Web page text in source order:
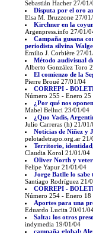
Sebastián Hacher 27/01/
Disputa por el oro
Elsa M. Bruzzone 27/
Kirchner en la
Argenpress.info 27/01/
Campaña gusana
periodista silvina
Emilio J. Corbière 27/
Método audivisual
Alberto González Toro
El comienzo de la
Pierre Broué 27/01/04
CORREPI -
Número 255 - Enero 25
¿Por qué nos
Mabel Belluci 23/01/04
¿Quo Vadis,
Julio Carreras (h) 21/
Noticias de Niñez y
pelotadetrapo.org.ar 21/
Territorio, identidad,
Claudia Korol 21/01/04
Oliver North y
Felipe Yapur 21/01/04
Jorge Batlle lo sabe
Santiago Rodríguez 21/
CORREPI -
Número 254 - Enero 18
Aportes para una
Eduardo Lucita 20/01/
Salta: los otros
indymedia 19/01/04
campaña global: